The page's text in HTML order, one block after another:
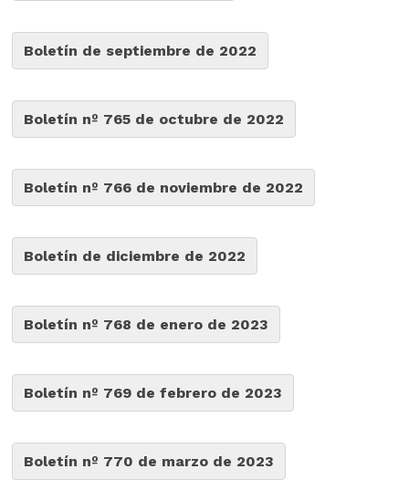
Boletín de septiembre de 2022
Boletín nº 765 de octubre de 2022
Boletín nº 766 de noviembre de 2022
Boletín de diciembre de 2022
Boletín nº 768 de enero de 2023
Boletín nº 769 de febrero de 2023
Boletín nº 770 de marzo de 2023